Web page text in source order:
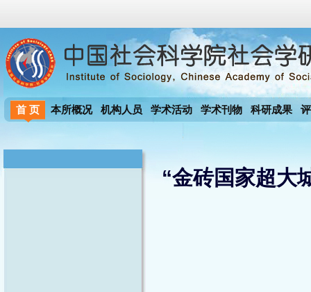
首 页 本所概况 机构人员 学术活动 学术刊物 科研成果
“金砖国家超大